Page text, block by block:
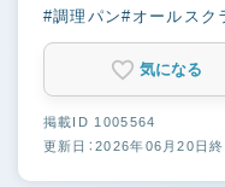
#調理パン#オールスク
気になる
掲載ID 1005564
更新日：2026年06月20日